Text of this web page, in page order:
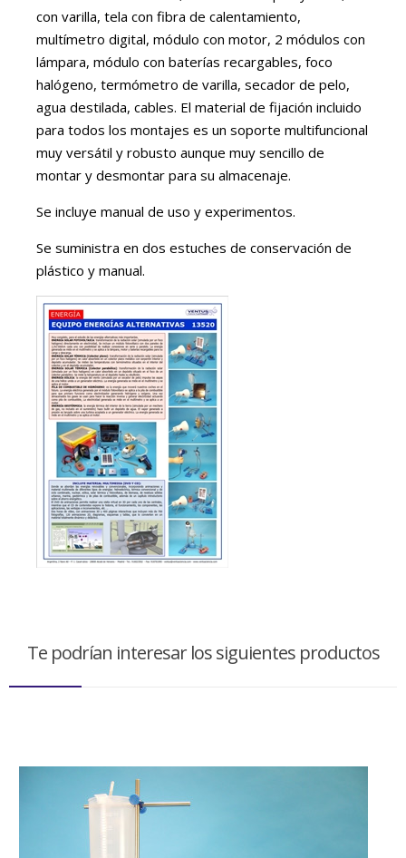
con varilla, tela con fibra de calentamiento,
multímetro digital, módulo con motor, 2 módulos con
lámpara, módulo con baterías recargables, foco
halógeno, termómetro de varilla, secador de pelo,
agua destilada, cables. El material de fijación incluido
para todos los montajes es un soporte multifuncional
muy versátil y robusto aunque muy sencillo de
montar y desmontar para su almacenaje.
Se incluye manual de uso y experimentos.
Se suministra en dos estuches de conservación de
plástico y manual.
Te podrían interesar los siguientes productos